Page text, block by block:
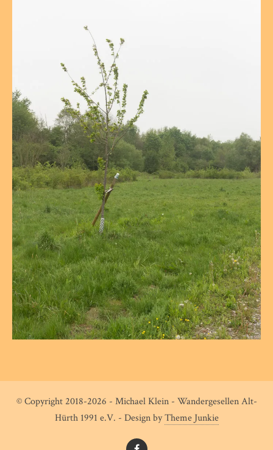
© Copyright 2018-2026 - Michael Klein - Wandergesellen Alt-
Hürth 1991 e.V. - Design byTheme Junkie